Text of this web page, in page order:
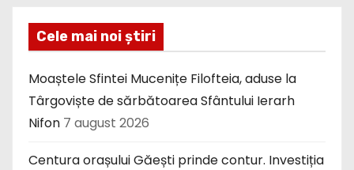
Cele mai noi știri
Moaștele Sfintei Mucenițe Filofteia, aduse la
Târgoviște de sărbătoarea Sfântului Ierarh
Nifon 7 august 2026
Centura orașului Găești prinde contur. Investiția